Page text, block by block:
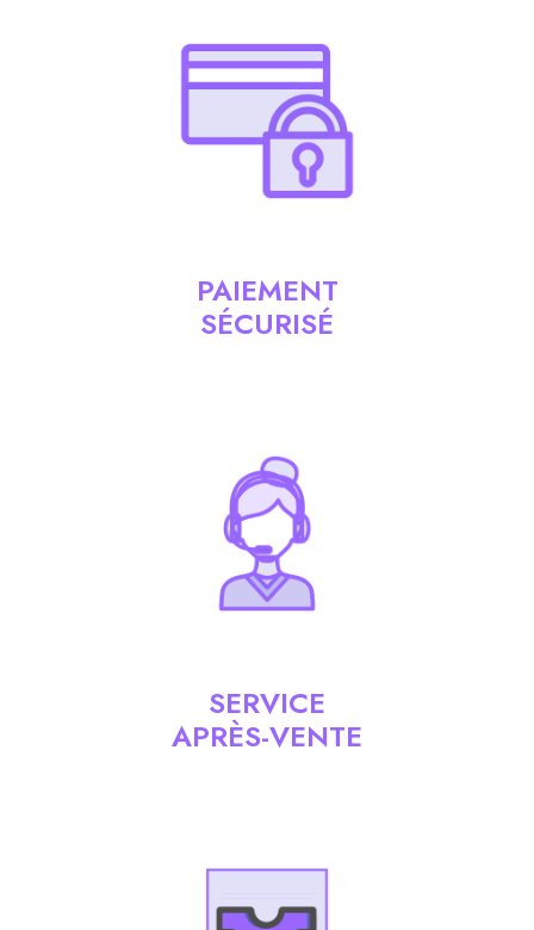
PAIEMENT
SÉCURISÉ
SERVICE
APRÈS-VENTE